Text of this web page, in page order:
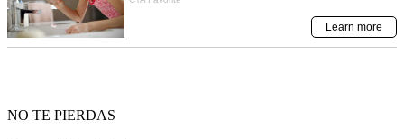
NO TE PIERDAS